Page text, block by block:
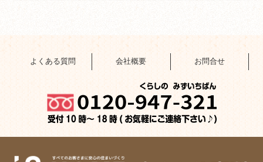
よくある質問 会社概要 お問合せ